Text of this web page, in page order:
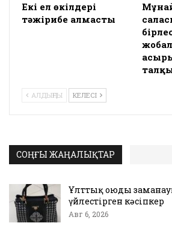
Екі ел өкілдері
тәжірибе алмасты
АЛДЫҢҒЫ КЕЛЕСІ
СОҢҒЫ ЖАҢАЛЫҚТАР
Ұлттық оюды
үйлестірген кәсіпкер
Авг 6, 2026